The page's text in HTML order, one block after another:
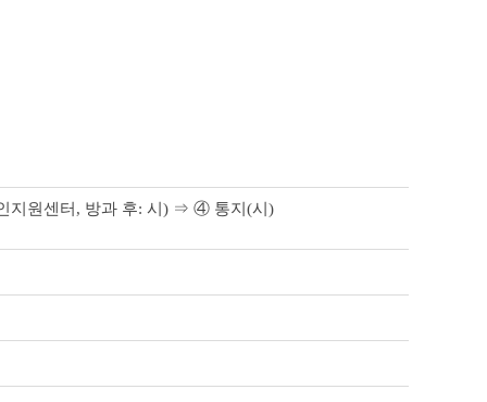
지원센터, 방과 후: 시) ⇒ ④ 통지(시)